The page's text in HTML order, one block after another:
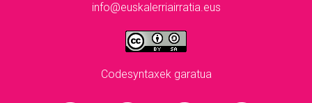
info@euskalerriairratia.eus
Codesyntaxek garatua